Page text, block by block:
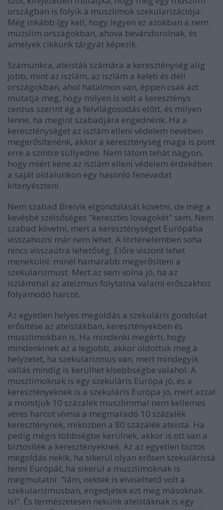
országban is folyik a muszlimok szekularizációja.
Még inkább így kell, hogy legyen ez azokban a nem
muzslim országokban, ahova bevándorolnak, és
amelyek cikkünk tárgyát képezik.
Számunkra, ateisták számára a kereszténység alig
jobb, mint az iszlám, az iszlám a keleti és déli
országokban, ahol hatalmon van, éppen csak azt
mutatja meg, hogy milyen is volt a kereszténys
cenzus szerint ég a felvilágosodás előtt, és milyen
lenne, ha megint szabadjára engednénk. Ha a
kereszténységet az iszlám elleni védelem nevében
megerősítenénk, akkor a kereszténység maga is pont
erre a szintre süllyedne. Nem látom tehát nagyon,
hogy miért kéne az iszlám elleni védelem érdekében
a saját oldalunkon egy hasonló fenevadat
kitenyészteni.
Nem szabad Breivik elgondolását követni, de még a
kevésbé szélsőséges "keresztes lovagokét" sem. Nem
szabad követni, mert a kereszténységet Európába
visszahozni már nem lehet. A történelemben soha
nincs visszaútra lehetőség. Előre viszont lehet
menekülni: minél hamarabb megerősíteni a
szekularizmust. Mert az sem volna jó, ha az
iszlámmal az ateizmus folytatna valami erőszakhoz
folyamodó harcot.
Az egyetlen helyes megoldás a szekuláris gondolat
erősítése az ateistákban, keresztényekben és
muszlimokban is. Ha mindenki megérti, hogy
mindenkinek az a legjobb, akkor oldottuk meg a
helyzetet, ha szekularizmus van, mert mindegyik
vallás mindig is kerülhet kisebbségbe valahol. A
muszlimoknak is egy szekuláris Európa jó, és a
keresztényeknek is a szekuláris Európa jó, mert azzal
a mondjuk 10 százalék muszlimmal nem kellemes
véres harcot vívnia a megmaradó 10 százalék
kereszténynek, miközben a 80 százalék ateista. Ha
pedig mégis többségbe kerülnek, akkor is ott van a
biztosíték a keresztényeknek. Az az egyetlen biztos
megoldás nekik, ha sikerül olyan erősen szekulárissá
tenni Európát, ha sikerül a muszlimoknak is
megmutatni: "lám, nektek is elviselhető volt a
szekularizmusban, engedjétek ezt meg másoknak
is!". És természetesen nekünk ateistáknak is egy